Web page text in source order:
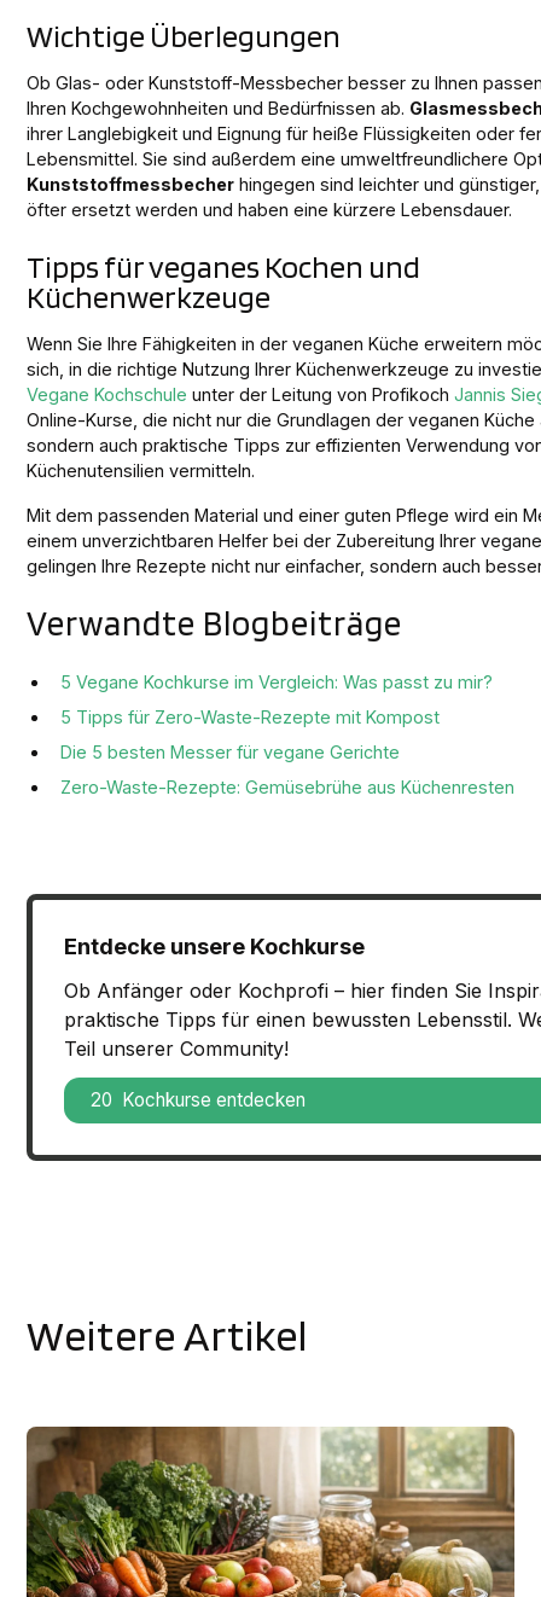
Wichtige Überlegungen
Ob Glas- oder Kunststoff-Messbecher besser zu Ihnen
Ihren Kochgewohnheiten und Bedürfnissen ab.
ihrer Langlebigkeit und Eignung für heiße Flüssigkeiten oder
Lebensmittel. Sie sind außerdem eine umweltfreundlichere
Kunststoffmessbecher hingegen sind leichter und
öfter ersetzt werden und haben eine kürzere Lebensdauer.
Tipps für veganes Kochen und
Küchenwerkzeuge
Wenn Sie Ihre Fähigkeiten in der veganen Küche erweitern
sich, in die richtige Nutzung Ihrer Küchenwerkzeuge zu
Vegane Kochschule unter der Leitung von ProfikochJannis
Online-Kurse, die nicht nur die Grundlagen der veganen
sondern auch praktische Tipps zur effizienten Verwendung
Küchenutensilien vermitteln.
Mit dem passenden Material und einer guten Pflege wird ein
einem unverzichtbaren Helfer bei der Zubereitung Ihrer
gelingen Ihre Rezepte nicht nur einfacher, sondern auch
Verwandte Blogbeiträge
5 Vegane Kochkurse im Vergleich: Was passt zu mir?
5 Tipps für Zero-Waste-Rezepte mit Kompost
Die 5 besten Messer für vegane Gerichte
Zero-Waste-Rezepte: Gemüsebrühe aus Küchenresten
Entdecke unsere Kochkurse
Ob Anfänger oder Kochprofi – hier finden Sie
praktische Tipps für einen bewussten Lebensstil.
Teil unserer Community!
20 Kochkurse entdecken
Weitere Artikel